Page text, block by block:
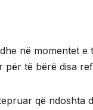
në momentet
për të bërë disa
që ndoshta